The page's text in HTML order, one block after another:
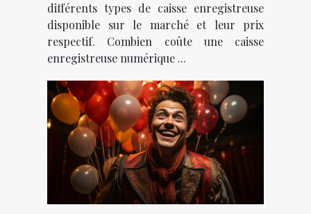
différents types de caisse enregistreuse
disponible sur le marché et leur prix
respectif. Combien coûte une caisse
enregistreuse numérique ...